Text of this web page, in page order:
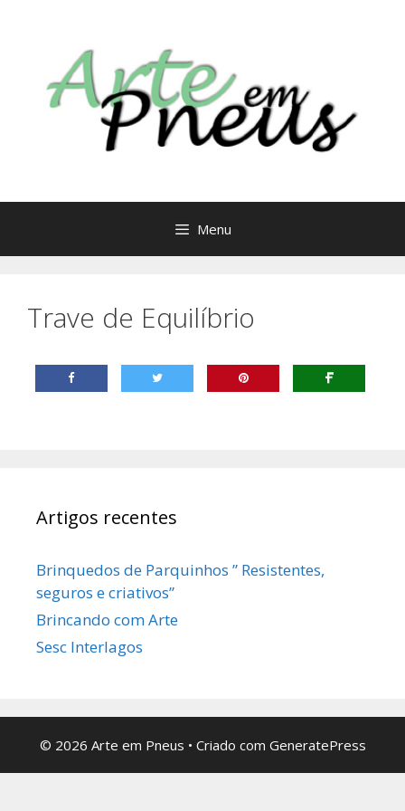
conteúdo
Menu
Trave de Equilíbrio
Artigos recentes
Brinquedos de Parquinhos ” Resistentes,
seguros e criativos”
Brincando com Arte
Sesc Interlagos
© 2026 Arte em Pneus • Criado com GeneratePress